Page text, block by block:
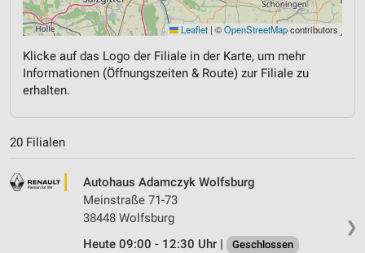
Leaflet | ©OpenStreetMapcontributors
Klicke auf das Logo der Filiale in der Karte, um mehr
Informationen (Öffnungszeiten & Route) zur Filiale zu
erhalten.
20 Filialen
❯
Autohaus Adamczyk Wolfsburg
Meinstraße 71-73
38448 Wolfsburg
Heute 09:00 - 12:30 Uhr |
Geschlossen